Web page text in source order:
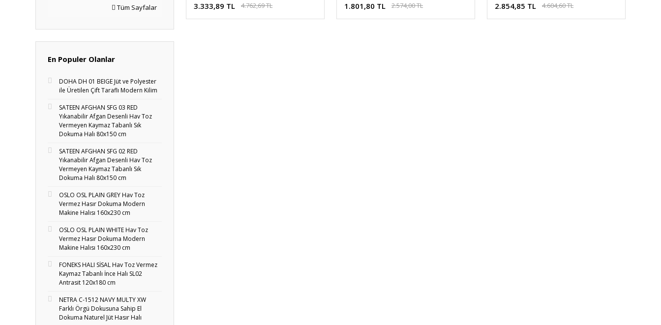
Tüm Sayfalar
En Populer Olanlar
DOHA DH 01 BEIGE Jüt ve Polyester
ile Üretilen Çift Taraflı Modern Kilim
SATEEN AFGHAN SFG 03 RED
Yıkanabilir Afgan Desenli Hav Toz
Vermeyen Kaymaz Tabanlı Sık
Dokuma Halı 80x150 cm
SATEEN AFGHAN SFG 02 RED
Yıkanabilir Afgan Desenli Hav Toz
Vermeyen Kaymaz Tabanlı Sık
Dokuma Halı 80x150 cm
OSLO OSL PLAIN GREY Hav Toz
Vermez Hasır Dokuma Modern
Makine Halısı 160x230 cm
OSLO OSL PLAIN WHITE Hav Toz
Vermez Hasır Dokuma Modern
Makine Halısı 160x230 cm
FONEKS HALI SİSAL Hav Toz Vermez
Kaymaz Tabanlı İnce Halı SL02
Antrasit 120x180 cm
NETRA C-1512 NAVY MULTY XW
Farklı Örgü Dokusuna Sahip El
Dokuma Naturel Jüt Hasır Halı
3.333,89 TL 4.762,69 TL 1.801,80 TL 2.574,00 TL 2.854,85 TL 4.604,60 TL